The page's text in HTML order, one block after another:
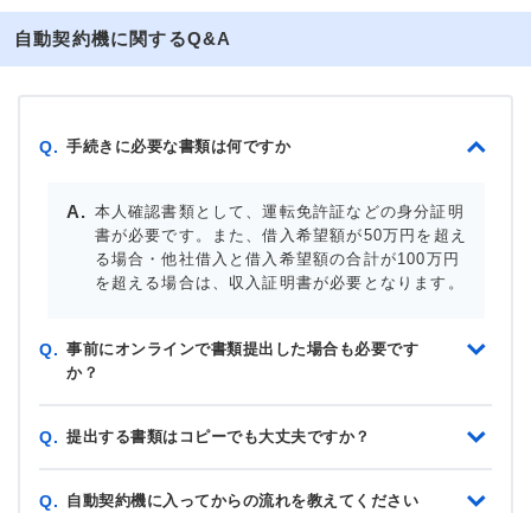
自動契約機に関するQ&A
Q. 手続きに必要な書類は何ですか
本人確認書類として、運転免許証などの身分証明
書が必要です。また、借入希望額が50万円を超え
る場合・他社借入と借入希望額の合計が100万円
を超える場合は、収入証明書が必要となります。
Q. 事前にオンラインで書類提出した場合も必要です
か？
Q. 提出する書類はコピーでも大丈夫ですか？
Q. 自動契約機に入ってからの流れを教えてください